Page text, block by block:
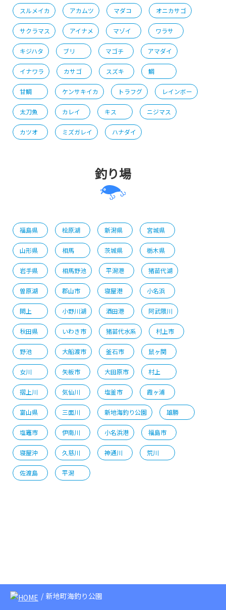
スルメイカ アカムツ マダコ オニカサゴ
サクラマス アイナメ マゾイ ワラサ
キジハタ ブリ マゴチ アマダイ
イナワラ カサゴ スズキ 鯛
甘鯛 ケンサキイカ トラフグ レインボー
太刀魚 カレイ キス ニジマス
カツオ ミズガレイ ハナダイ
釣り場
福島県 桧原湖 新潟県 宮城県
山形県 相馬 茨城県 栃木県
岩手県 相馬野池 平潟港 猪苗代湖
曽原湖 郡山市 寝屋港 小名浜
閖上 小野川湖 酒田港 阿武隈川
秋田県 いわき市 猪苗代水系 村上市
野池 大船渡市 釜石市 鼠ヶ関
女川 矢板市 大田原市 村上
摺上川 気仙川 塩釜市 霞ヶ浦
富山県 三面川 新地海釣り公園 雄勝
塩竈市 伊南川 小名浜港 福島市
寝屋沖 久慈川 神通川 荒川
佐渡島 平潟
新地町海釣り公園